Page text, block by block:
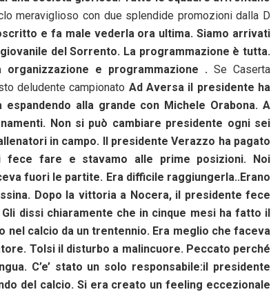
meraviglioso con due splendide promozioni dalla D
e fa male vederla ora ultima. Siamo arrivati
del Sorrento. La programmazione è tutta.
e programmazione .Se Caserta
deludente campionato Ad Aversa il presidente ha
alla grande con Michele Orabona. A
Non si può cambiare presidente ogni sei
in campo. Il presidente Verazzo ha pagato
fece fare e stavamo alle prime posizioni. Noi
fuori le partite. Era difficile raggiungerla..Erano
Dopo la vittoria a Nocera, il presidente fece
dissi chiaramente che in cinque mesi ha fatto il
calcio da un trentennio. Era meglio che faceva
Tolsi il disturbo a malincuore. Peccato perché
C’e’ stato un solo responsabile:il presidente
del calcio. Si era creato un feeling eccezionale